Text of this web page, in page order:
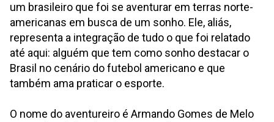
um brasileiro que foi se aventurar em terras norte-
americanas em busca de um sonho. Ele, aliás,
representa a integração de tudo o que foi relatado
até aqui: alguém que tem como sonho destacar o
Brasil no cenário do futebol americano e que
também ama praticar o esporte.
O nome do aventureiro é Armando Gomes de Melo